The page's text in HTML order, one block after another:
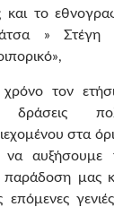
το
» Στέγη
χρόνο τον
στα
να αυξήσουμε
παράδοση μας
επόμενες